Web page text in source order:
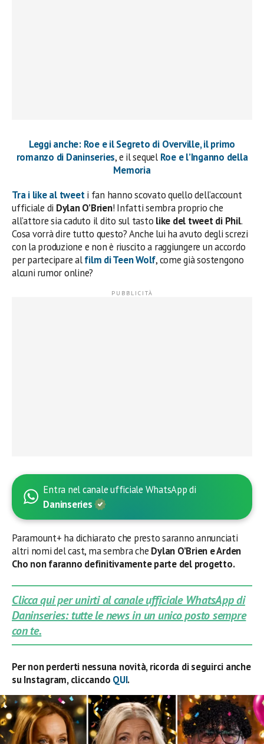
Leggi anche: Roe e il Segreto di Overville, il primo
romanzo di Daninseries, e il sequel Roe e l’Inganno della
Memoria
Tra i like al tweeti fan hanno scovato quello dell’account
ufficiale di Dylan O’Brien! Infatti sembra proprio che
all’attore sia caduto il dito sul tasto like del tweet di Phil.
Cosa vorrà dire tutto questo? Anche lui ha avuto degli screzi
con la produzione e non è riuscito a raggiungere un accordo
per partecipare alfilm di Teen Wolf, come già sostengono
alcuni rumor online?
Entra nel canale ufficiale WhatsApp di
Daninseries
Paramount+ ha dichiarato che presto saranno annunciati
altri nomi del cast, ma sembra che Dylan O’Brien e Arden
Cho non faranno definitivamente parte del progetto.
Clicca qui per unirti al canale ufficiale WhatsApp di
Daninseries: tutte le news in un unico posto sempre
con te.
Per non perderti nessuna novità, ricorda di seguirci anche
su Instagram, cliccando QUI.